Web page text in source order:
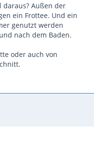
Außen der
ein Frottee. Und ein
genutzt werden
nach dem Baden.
oder auch von